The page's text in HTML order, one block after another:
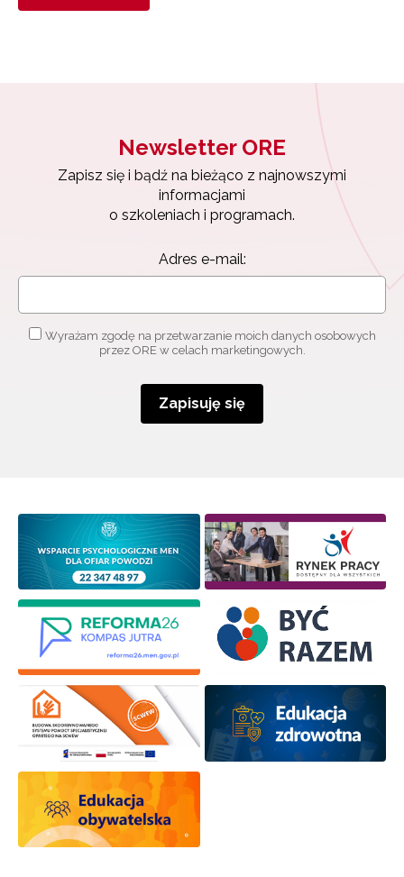
Newsletter ORE
Zapisz się i bądź na bieżąco z najnowszymi
informacjami
o szkoleniach i programach.
Adres e-mail:
Wyrażam zgodę na przetwarzanie moich danych osobowych
przez ORE w celach marketingowych.
Zapisuję się